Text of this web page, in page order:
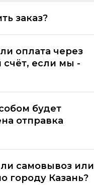
заказ?
оплата через
счёт, если мы -
будет
отправка
самовывоз или
городу Казань?